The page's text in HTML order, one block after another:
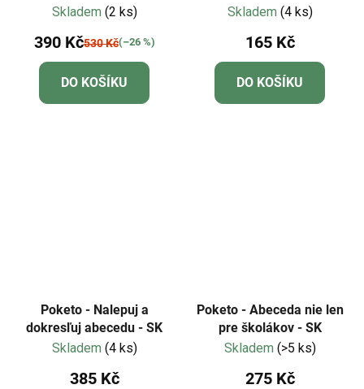
Abeceda anglická
Skladem (2 ks)
390 Kč530 Kč(–26 %)
DO KOŠÍKU
Skladem (4 ks)
165 Kč
DO KOŠÍKU
Poketo - Nalepuj a
dokresľuj abecedu - SK
Skladem (4 ks)
385 Kč
Poketo - Abeceda nie len
pre školákov - SK
Skladem (>5 ks)
275 Kč